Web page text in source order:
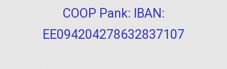
COOP Pank: IBAN:
EE094204278632837107